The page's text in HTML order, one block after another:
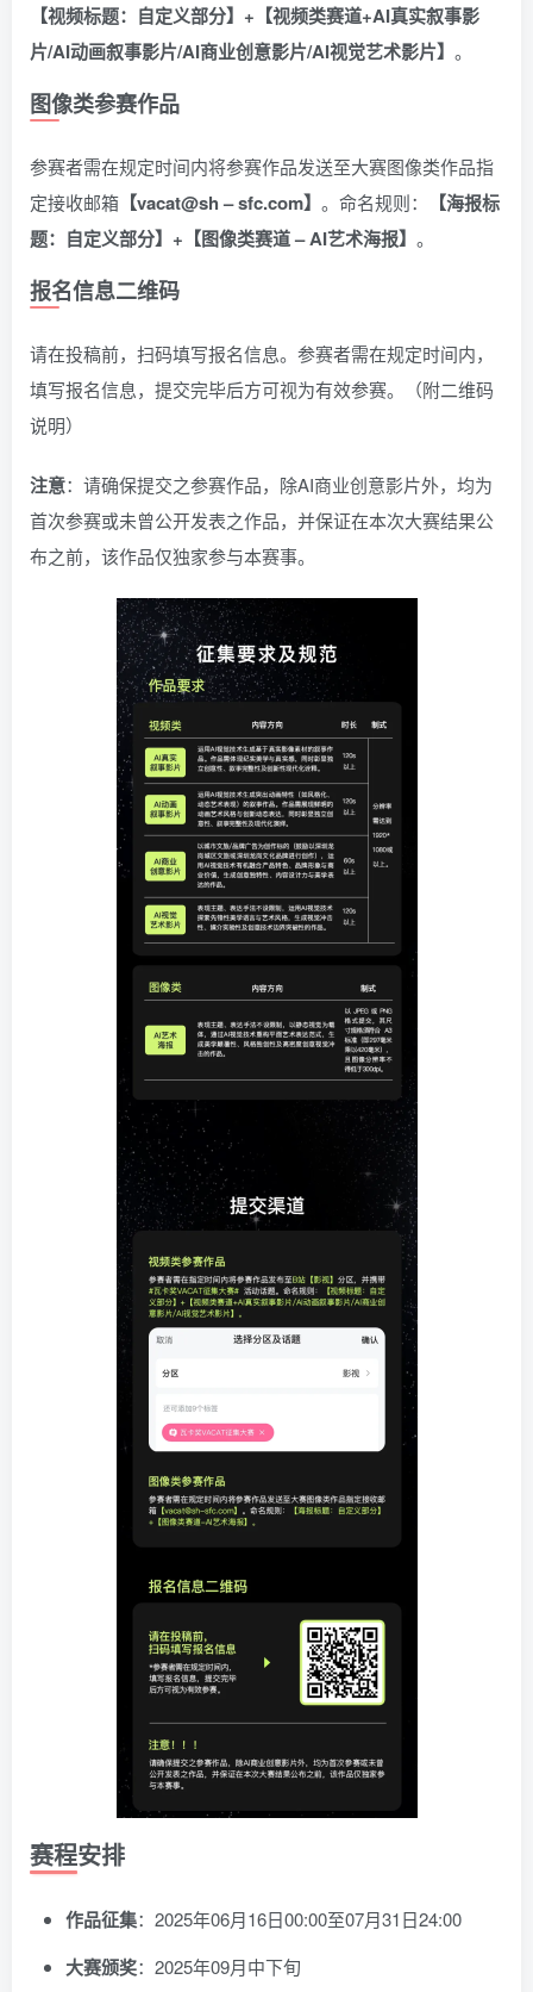
【视频标题：自定义部分】+【视频类赛道+AI真实叙事影
片/AI动画叙事影片/AI商业创意影片/AI视觉艺术影片】 。
图像类参赛作品
参赛者需在规定时间内将参赛作品发送至大赛图像类作品指
定接收邮箱 【vacat@sh – sfc.com】 。命名规则：
【海报标
题：自定义部分】+【图像类赛道 – AI艺术海报】 。
报名信息二维码
请在投稿前，扫码填写报名信息。参赛者需在规定时间内，
填写报名信息，提交完毕后方可视为有效参赛。（附二维码
说明）
注意：请确保提交之参赛作品，除AI商业创意影片外，均为
首次参赛或未曾公开发表之作品，并保证在本次大赛结果公
布之前，该作品仅独家参与本赛事。
赛程安排
作品征集：2025年06月16日00:00至07月31日24:00
大赛颁奖：2025年09月中下旬